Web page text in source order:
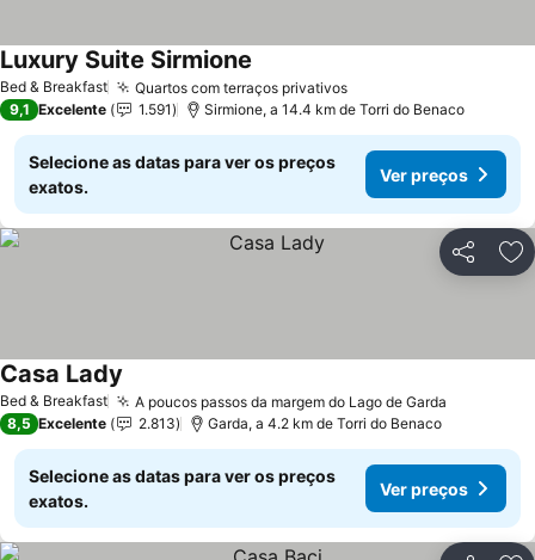
Bed & Breakfast Quartos com terraços privativosVer preços
Luxury Suite Sirmione
9,1 Excelente 1.591 Sirmione, a 14.4 km de Torri do Benaco
Selecione as datas para ver os preços
exatos.
Ver preços
Partilhar
Bed & Breakfast A poucos passos da margem do Lago de Garda
Casa Lady
8,5 Excelente 2.813 Garda, a 4.2 km de Torri do Benaco
Selecione as datas para ver os preços
exatos.
Ver preços